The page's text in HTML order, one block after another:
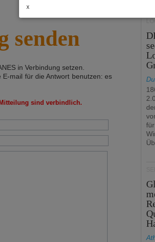
x
senden
in Verbindung setzen.
mail für die Antwort benutzen: es
sind verbindlich.